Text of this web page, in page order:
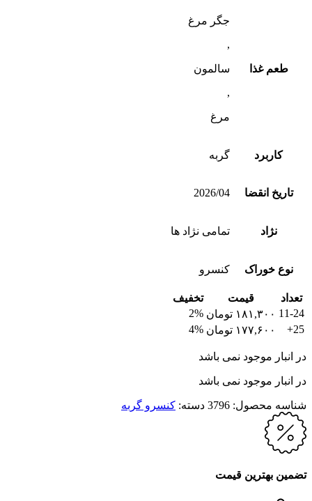
طعم غذا
جگر مرغ
,
سالمون
,
مرغ
کاربرد گربه
تاریخ انقضا 2026/04
نژاد تمامی نژاد ها
نوع خوراک کنسرو
تعداد قیمت
تخفیف
11-24 ۱۸۱,۳۰۰ تومان 2%
25+
۱۷۷,۶۰۰ تومان 4%
در انبار موجود نمی باشد
در انبار موجود نمی باشد
شناسه محصول: 3796 دسته: کنسرو گربه
تضمین بهترین قیمت